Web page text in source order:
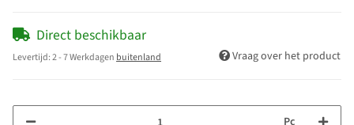
Direct beschikbaar
Levertijd:2 - 7 Werkdagen buitenland Vraag over het product